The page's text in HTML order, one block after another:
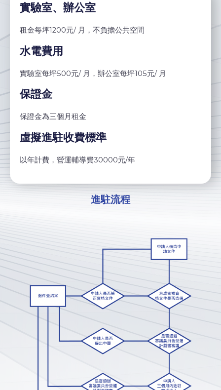
實驗室、辦公室
租金每坪1200元/ 月，不負擔公共空間
水電費用
實驗室每坪500元/ 月，辦公室每坪105元/ 月
保證金
保證金為三個月租金
虛擬進駐收費標準
以年計費，營運輔導費30000元/年
進駐流程